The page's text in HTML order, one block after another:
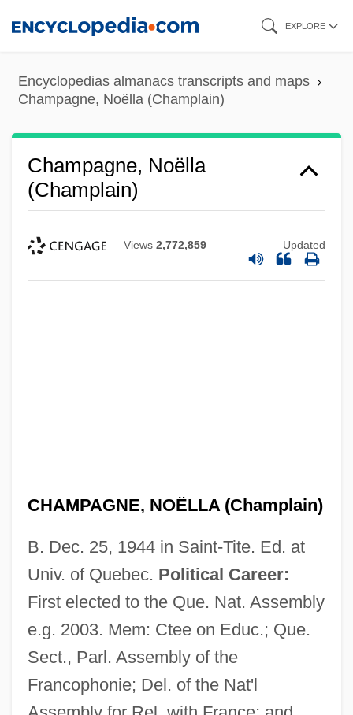
content
EXPLORE
Encyclopedias almanacs transcripts and maps
Champagne, Noëlla (Champlain)
Champagne, Noëlla
(Champlain)
Views 2,772,859 Updated
CHAMPAGNE, NOËLLA (Champlain)
B. Dec. 25, 1944 in Saint-Tite. Ed. at
Univ. of Quebec. Political Career:
First elected to the Que. Nat. Assembly
e.g. 2003. Mem: Ctee on Educ.; Que.
Sect., Parl. Assembly of the
Francophonie; Del. of the Nat'l